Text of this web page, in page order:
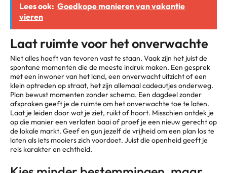
Lees ook: Goedkope manieren van vakantie
vieren
Laat ruimte voor het onverwachte
Niet alles hoeft van tevoren vast te staan. Vaak zijn het juist de
spontane momenten die de meeste indruk maken. Een gesprek
met een inwoner van het land, een onverwacht uitzicht of een
klein optreden op straat, het zijn allemaal cadeautjes onderweg.
Plan bewust momenten zonder schema. Een dagdeel zonder
afspraken geeft je de ruimte om het onverwachte toe te laten.
Laat je leiden door wat je ziet, ruikt of hoort. Misschien ontdek je
op die manier een verlaten baai of proef je een nieuw gerecht op
de lokale markt. Geef en gun jezelf de vrijheid om een plan los te
laten als iets mooiers zich voordoet. Juist die openheid geeft je
reis karakter en echtheid.